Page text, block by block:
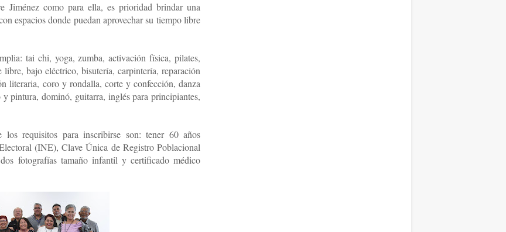
Jiménez como para ella, es prioridad brindar una
espacios donde puedan aprovechar su tiempo libre
tai chi, yoga, zumba, activación física, pilates,
bajo eléctrico, bisutería, carpintería, reparación
literaria, coro y rondalla, corte y confección, danza
pintura, dominó, guitarra, inglés para principiantes,
requisitos para inscribirse son: tener 60 años
(INE), Clave Única de Registro Poblacional
fotografías tamaño infantil y certificado médico